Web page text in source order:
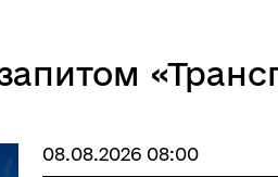
08.08.2026 08:00